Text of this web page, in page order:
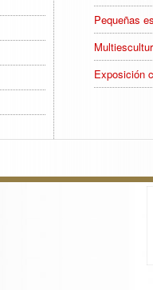
Pequeñas
Exposición